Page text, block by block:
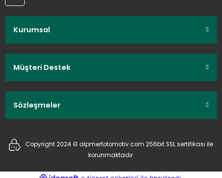
Kurumsal
Müşteri Destek
Sözleşmeler
Copyright 2024 © alpmertotomotiv.com 256bit SSL sertifikası ile
korunmaktadır.